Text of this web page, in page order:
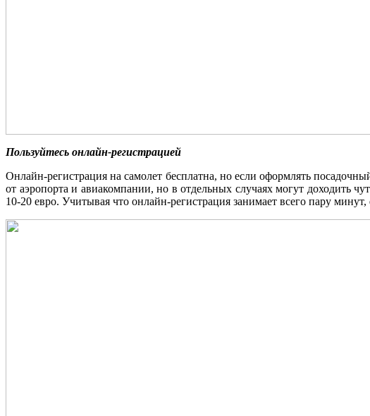
Пользуйтесь онлайн-регистрацией
Онлайн-регистрация на самолет бесплатна, но если оформлять
от аэропорта и авиакомпании, но в отдельных случаях могут доходить
10-20 евро. Учитывая что онлайн-регистрация занимает всего пару минут,